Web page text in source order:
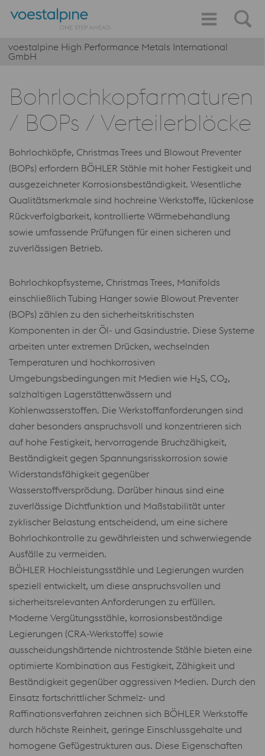
voestalpine High Performance Metals International
GmbH
Bohrlochkopfarmaturen
/ BOPs / Verteilerblöcke
Bohrlochköpfe, Christmas Trees und Blowout Preventer
(BOPs) erfordern BÖHLER Stähle mit hoher Festigkeit und
ausgezeichneter Korrosionsbeständigkeit. Wesentliche
Qualitätsmerkmale sind hochreine Werkstoffe, lückenlose
Rückverfolgbarkeit, kontrollierte Wärmebehandlung
sowie umfassende Prüfungen für einen sicheren und
zuverlässigen Betrieb.
Bohrlochkopfsysteme, Christmas Trees, Manifolds
einschließlich Tubing Hanger sowie Blowout Preventer
(BOPs) zählen zu den sicherheitskritischsten
Komponenten in der Öl- und Gasindustrie. Diese Systeme
arbeiten unter extremen Drücken, wechselnden
Temperaturen und hochkorrosiven
Umgebungsbedingungen mit Medien wie H₂S, CO₂,
salzhaltigen Lagerstättenwässern und
Kohlenwasserstoffen. Die Werkstoffanforderungen sind
daher besonders anspruchsvoll und konzentrieren sich
auf hohe Festigkeit, hervorragende Bruchzähigkeit,
Beständigkeit gegen Spannungsrisskorrosion sowie
Widerstandsfähigkeit gegenüber
Wasserstoffversprödung. Darüber hinaus sind eine
zuverlässige Dichtfunktion und Maßstabilität unter
zyklischer Belastung entscheidend, um eine sichere
Bohrlochkontrolle zu gewährleisten und schwerwiegende
Ausfälle zu vermeiden.
BÖHLER Hochleistungsstähle und Legierungen wurden
speziell entwickelt, um diese anspruchsvollen und
sicherheitsrelevanten Anforderungen zu erfüllen.
Moderne Vergütungsstähle, korrosionsbeständige
Legierungen (CRA-Werkstoffe) sowie
ausscheidungshärtende nichtrostende Stähle bieten eine
optimierte Kombination aus Festigkeit, Zähigkeit und
Beständigkeit gegenüber aggressiven Medien. Durch den
Einsatz fortschrittlicher Schmelz- und
Raffinationsverfahren zeichnen sich BÖHLER Werkstoffe
durch höchste Reinheit, geringe Einschlussgehalte und
homogene Gefügestrukturen aus. Diese Eigenschaften